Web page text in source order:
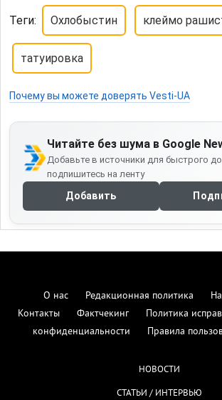
Теги: Охлобыстин клеймо
татуировка
Почему вы можете доверять Vesti-UA
Читайте без шума в Google
Добавьте в источники для быстрого
подпишитесь на ленту
Добавить
О нас Редакционная политика
Контакты
Фактчекинг Политика
конфиденциальности
Правила
НОВОСТИ
СТАТЬИ / ИНТЕРВЬЮ